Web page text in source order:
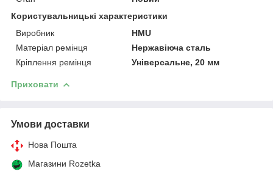
Користувальницькі характеристики
Виробник
HMU
Матеріал ремінця
Нержавіюча сталь
Кріплення ремінця
Універсальне, 20 мм
Приховати
Умови доставки
Нова Пошта
Магазини Rozetka